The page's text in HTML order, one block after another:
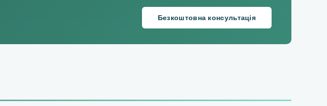
Безкоштовна консультація